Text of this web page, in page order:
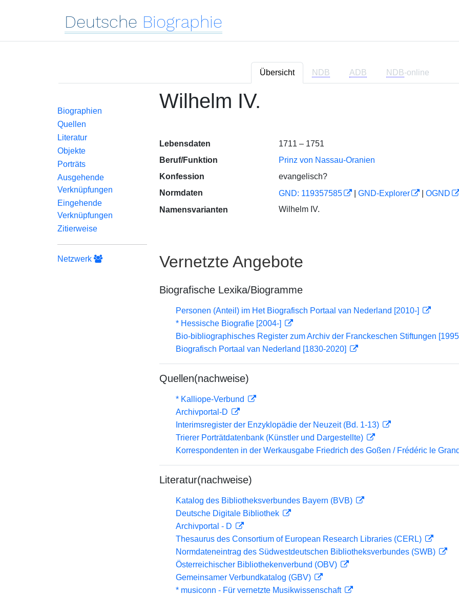
Deutsche Biographie
Übersicht NDB ADB NDB-online
Biographien
Quellen
Literatur
Objekte
Porträts
Ausgehende
Verknüpfungen
Eingehende
Verknüpfungen
Zitierweise
Netzwerk
Wilhelm IV.
Lebensdaten
1711 – 1751
Beruf/Funktion
Prinz von Nassau-Oranien
Konfession
evangelisch?
Normdaten
GND: 119357585 GND-Explorer
OGND
Namensvarianten
Wilhelm IV.
Vernetzte Angebote
Biografische Lexika/Biogramme
Personen (Anteil) im Het Biografisch Portaal van Nederland [2010-]
* Hessische Biografie [2004-]
Bio-bibliographisches Register zum Archiv der Franckeschen Stiftungen
Biografisch Portaal van Nederland [1830-2020]
Quellen(nachweise)
* Kalliope-Verbund
Archivportal-D
Interimsregister der Enzyklopädie der Neuzeit (Bd. 1-13)
Trierer Porträtdatenbank (Künstler und Dargestellte)
Korrespondenten in der Werkausgabe Friedrich des Goßen / Frédéric le
Literatur(nachweise)
Katalog des Bibliotheksverbundes Bayern (BVB)
Deutsche Digitale Bibliothek
Archivportal - D
Thesaurus des Consortium of European Research Libraries (CERL)
Normdateneintrag des Südwestdeutschen Bibliotheksverbundes (SWB)
Österreichischer Bibliothekenverbund (OBV)
Gemeinsamer Verbundkatalog (GBV)
* musiconn - Für vernetzte Musikwissenschaft